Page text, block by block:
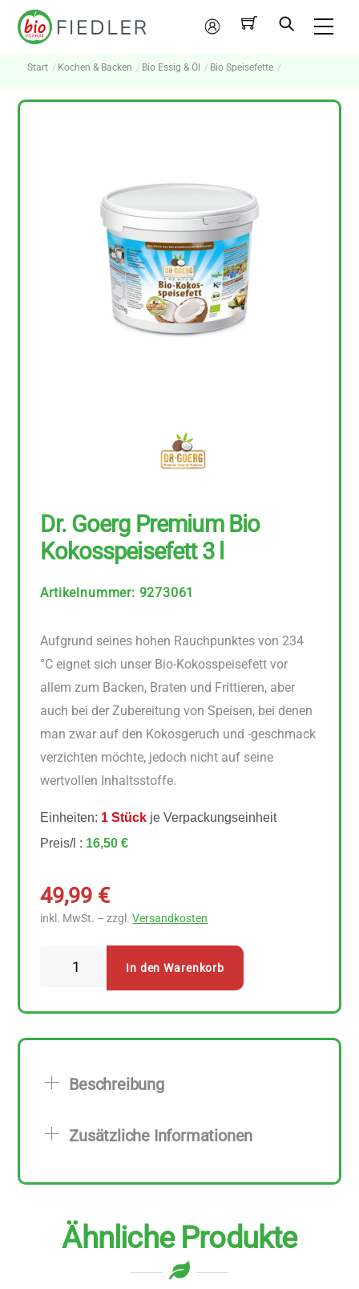
Skip
Mein
Konto
Start Kochen & Backen Bio Essig & Öl Bio Speisefette
Dr. Goerg Premium Bio
Kokosspeisefett 3 l
Artikelnummer: 9273061
Aufgrund seines hohen Rauchpunktes von 234
°C eignet sich unser Bio-Kokosspeisefett vor
allem zum Backen, Braten und Frittieren, aber
auch bei der Zubereitung von Speisen, bei denen
man zwar auf den Kokosgeruch und -geschmack
verzichten möchte, jedoch nicht auf seine
wertvollen Inhaltsstoffe.
Einheiten: 1 Stück je Verpackungseinheit
Preis/l : 16,50 €
49,99 €
inkl. MwSt. – zzgl.Versandkosten
In den Warenkorb
Beschreibung
Zusätzliche Informationen
Ähnliche Produkte